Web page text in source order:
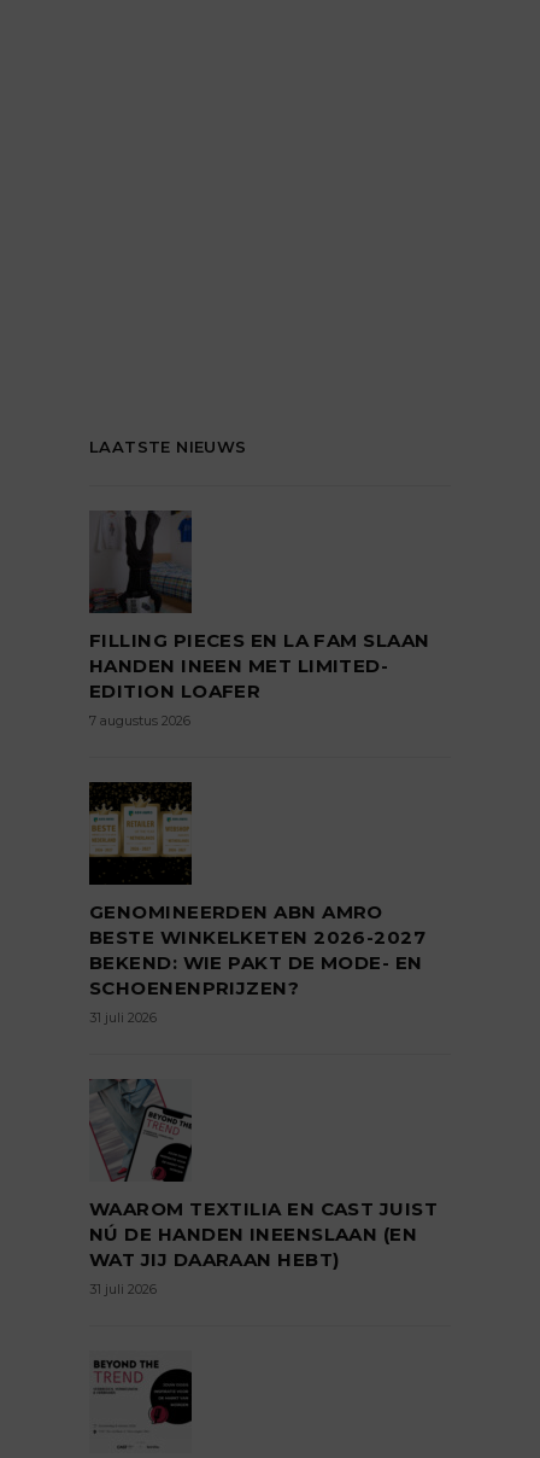
LAATSTE NIEUWS
FILLING PIECES EN LA FAM SLAAN
HANDEN INEEN MET LIMITED-
EDITION LOAFER
7 augustus 2026
GENOMINEERDEN ABN AMRO
BESTE WINKELKETEN 2026-2027
BEKEND: WIE PAKT DE MODE- EN
SCHOENENPRIJZEN?
31 juli 2026
WAAROM TEXTILIA EN CAST JUIST
NÚ DE HANDEN INEENSLAAN (EN
WAT JIJ DAARAAN HEBT)
31 juli 2026